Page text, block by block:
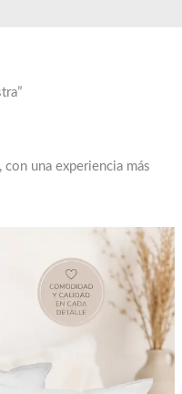
una experiencia más